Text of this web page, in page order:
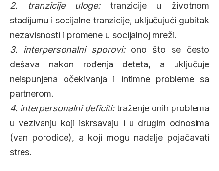
2. tranzicije uloge:tranzicije u životnom
stadijumu i socijalne tranzicije, uključujući gubitak
nezavisnosti i promene u socijalnoj mreži.
3. interpersonalni sporovi:ono što se često
dešava nakon rođenja deteta, a uključuje
neispunjena očekivanja i intimne probleme sa
partnerom.
4. interpersonalni deficiti:traženje onih problema
u vezivanju koji iskrsavaju i u drugim odnosima
(van porodice), a koji mogu nadalje pojačavati
stres.